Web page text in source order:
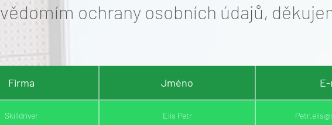
vědomím ochrany osobních údajů,
Firma Jméno
Skilldriver Elis Petr